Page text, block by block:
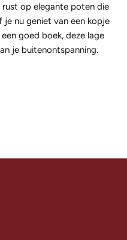
op elegante poten die
je nu geniet van een kopje
goed boek, deze lage
je buitenontspanning.